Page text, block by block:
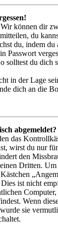
können dir
du
du, indem
Passwort
solltest du dich
in der Lage
dich an die
abgemeldet?
das
wirst du nur
den
Dritten. Um
ist nicht
Wenn
sie